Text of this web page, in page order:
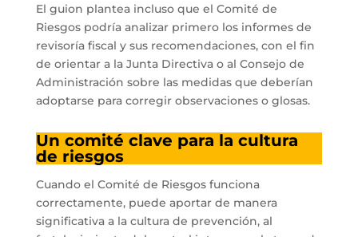
El guion plantea incluso que el Comité de
Riesgos podría analizar primero los informes de
revisoría fiscal y sus recomendaciones, con el fin
de orientar a la Junta Directiva o al Consejo de
Administración sobre las medidas que deberían
adoptarse para corregir observaciones o glosas.
Un comité clave para la cultura
de riesgos
Cuando el Comité de Riesgos funciona
correctamente, puede aportar de manera
significativa a la cultura de prevención, al